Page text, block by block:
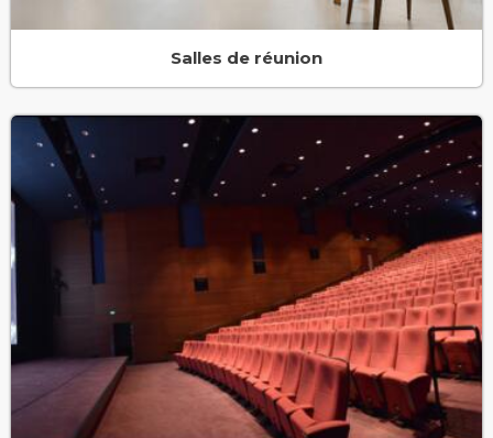
Salles de réunion